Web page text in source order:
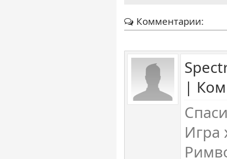
Комментарии:
|
Игра